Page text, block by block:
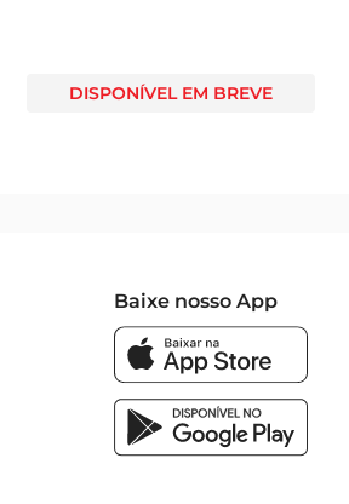
DISPONÍVEL EM BREVE
Baixe nosso App